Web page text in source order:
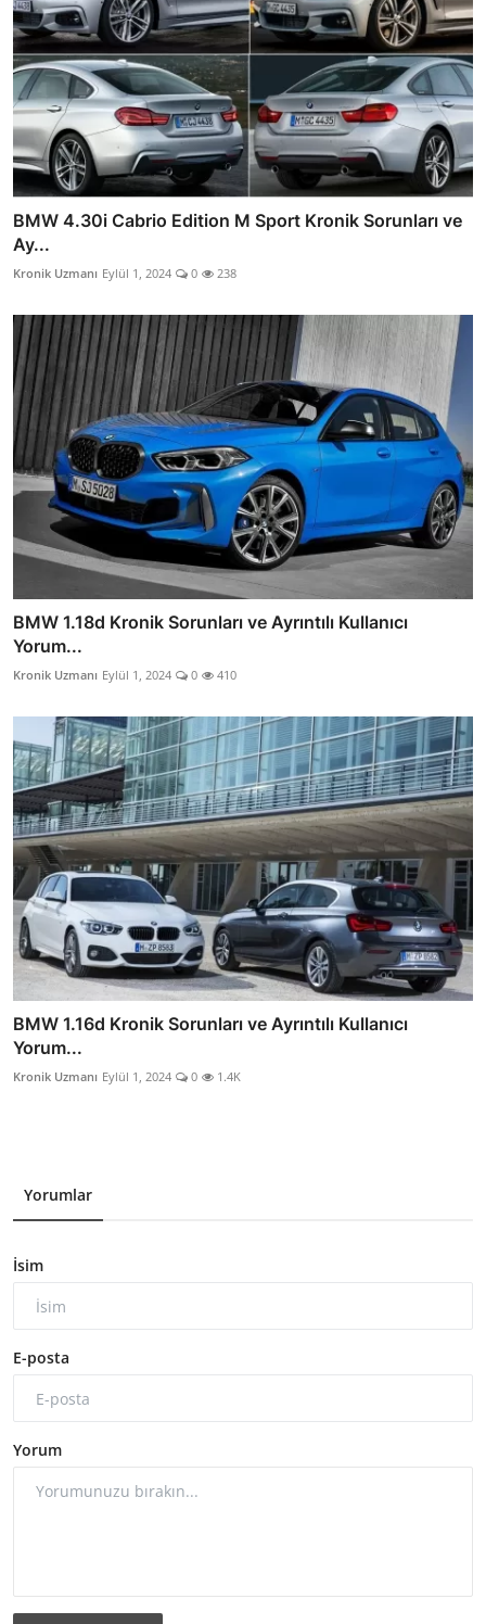
BMW 4.30i Cabrio Edition M Sport Kronik Sorunları ve
Ay...
Kronik Uzmanı Eylül 1, 2024 0 238
BMW 1.18d Kronik Sorunları ve Ayrıntılı Kullanıcı
Yorum...
Kronik Uzmanı Eylül 1, 2024 0 410
BMW 1.16d Kronik Sorunları ve Ayrıntılı Kullanıcı
Yorum...
Kronik Uzmanı Eylül 1, 2024 0 1.4K
Yorumlar
İsim
E-posta
Yorum